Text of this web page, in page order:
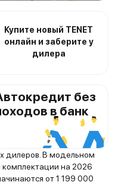
Купите новый TENET
онлайн и заберите у
дилера
без
в банк
дилеров. В модельном
на 2026
от 1 199 000